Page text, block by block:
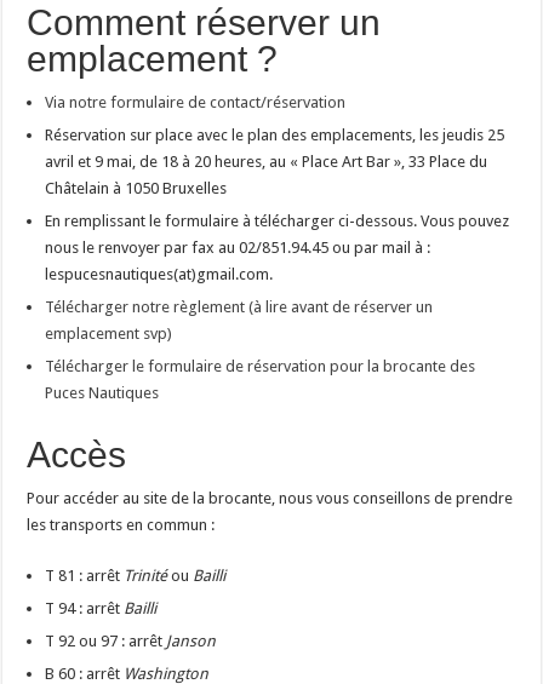
Comment réserver un
emplacement ?
Via notre formulaire de contact/réservation
Réservation sur place avec le plan des emplacements, les jeudis 25
avril et 9 mai, de 18 à 20 heures, au « Place Art Bar », 33 Place du
Châtelain à 1050 Bruxelles
En remplissant le formulaire à télécharger ci-dessous. Vous pouvez
nous le renvoyer par fax au 02/851.94.45 ou par mail à :
lespucesnautiques(at)gmail.com.
Télécharger notre règlement (à lire avant de réserver un
emplacement svp)
Télécharger le formulaire de réservation pour la brocante des
Puces Nautiques
Accès
Pour accéder au site de la brocante, nous vous conseillons de prendre
les transports en commun :
T 81 : arrêt Trinitéou Bailli
T 94 : arrêt Bailli
T 92 ou 97 : arrêt Janson
B 60 : arrêt Washington